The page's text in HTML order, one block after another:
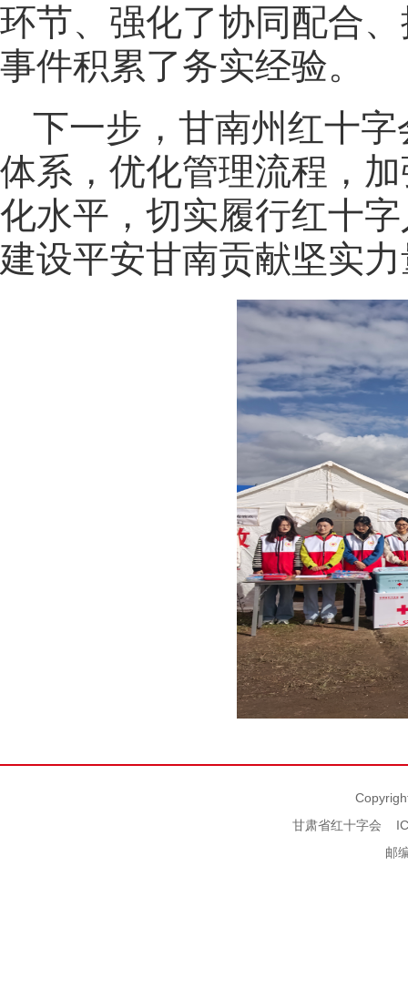
环节、强化了协同配合
事件积累了务实经验。
下一步，甘南州红十
体系，优化管理流程，
化水平，切实履行红十
建设平安甘南贡献坚实
甘肃省红十字会
邮